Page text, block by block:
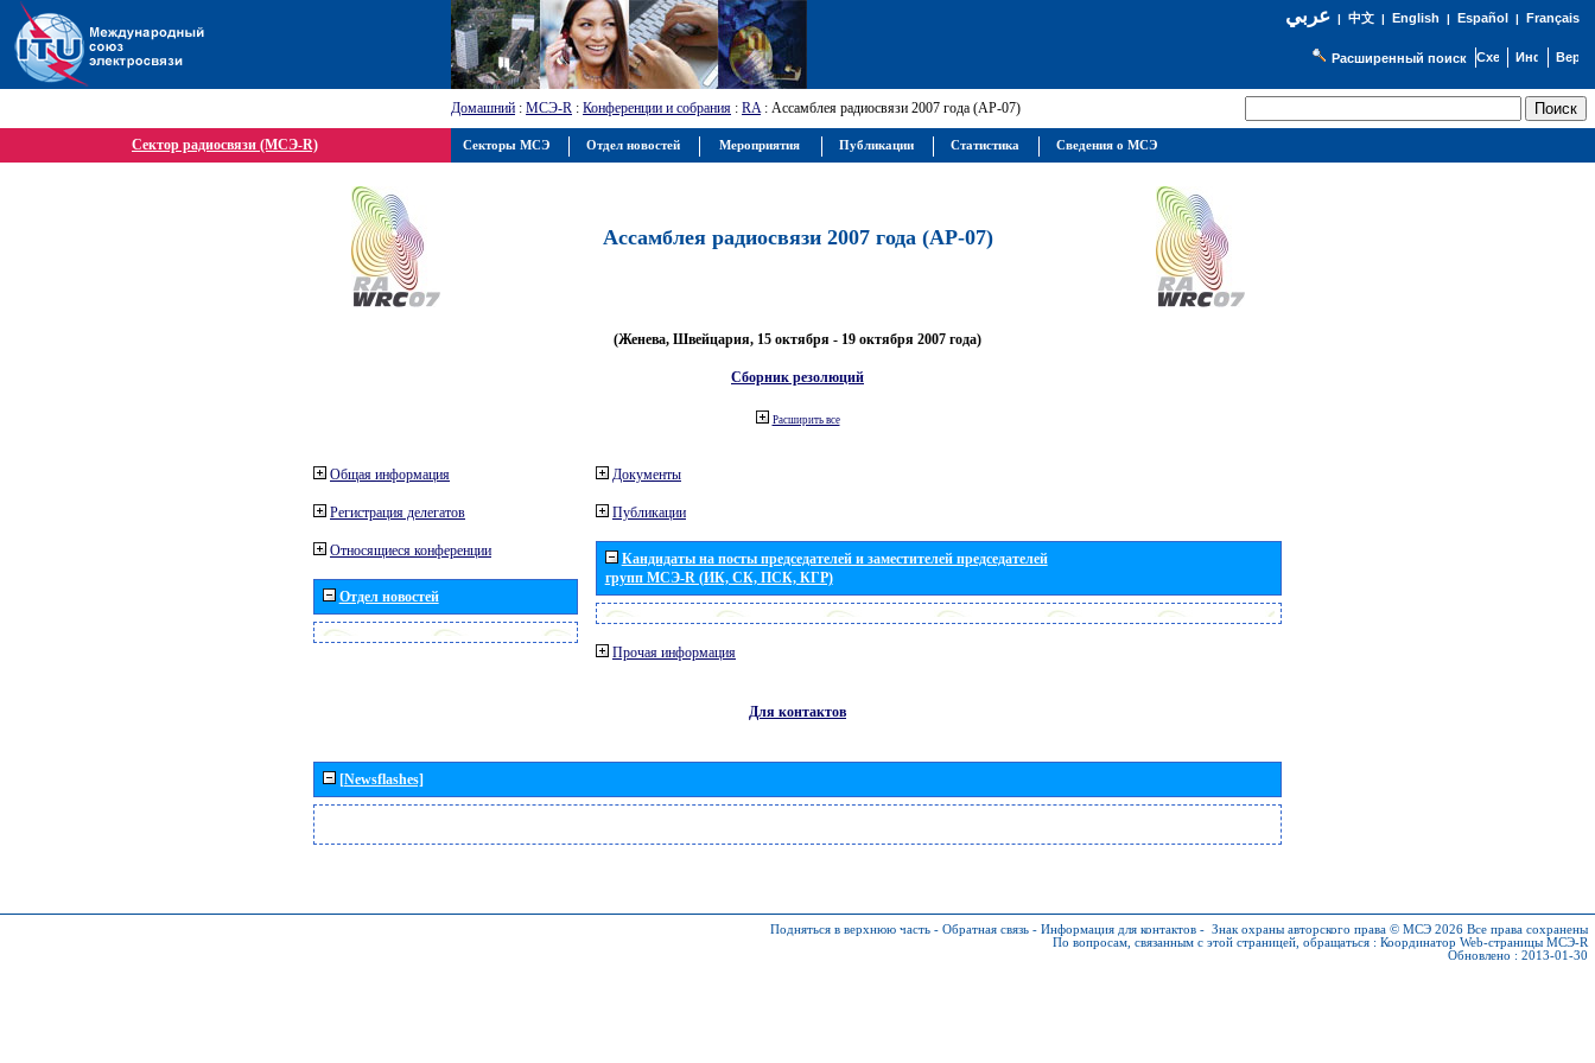
عربي| 中文| English | Español | Français
Расширенный поиск
Домашний : МСЭ-R : Конференции и собрания : RA: Ассамблея радиосвязи 2007 года (АР-07)
Сектор радиосвязи (МСЭ-R)
Ассамблея радиосвязи 2007 года (АР-07)
(Женева, Швейцария, 15 октября - 19 октября 2007 года)
Сборник резолюций
Расширить все
Общая информация
Регистрация делегатов
Относящиеся конференции
Отдел новостей
Документы
Публикации
Кандидаты на посты председателей и заместителей председателей
групп МСЭ-R (ИК, СК, ПСК, КГР)
Прочая информация
Для контактов
[Newsflashes]
Подняться в верхнюю часть - Обратная связь - Информация для контактов - Знак охраны авторского права © МСЭ 2026 Все права сохранены
По вопросам, связанным с этой страницей, обращаться : Координатор Web-страницы МСЭ-R
Обновлено : 2013-01-30
Секторы МСЭ Отдел новостей Мероприятия Публикации Статистика Сведения о МСЭ